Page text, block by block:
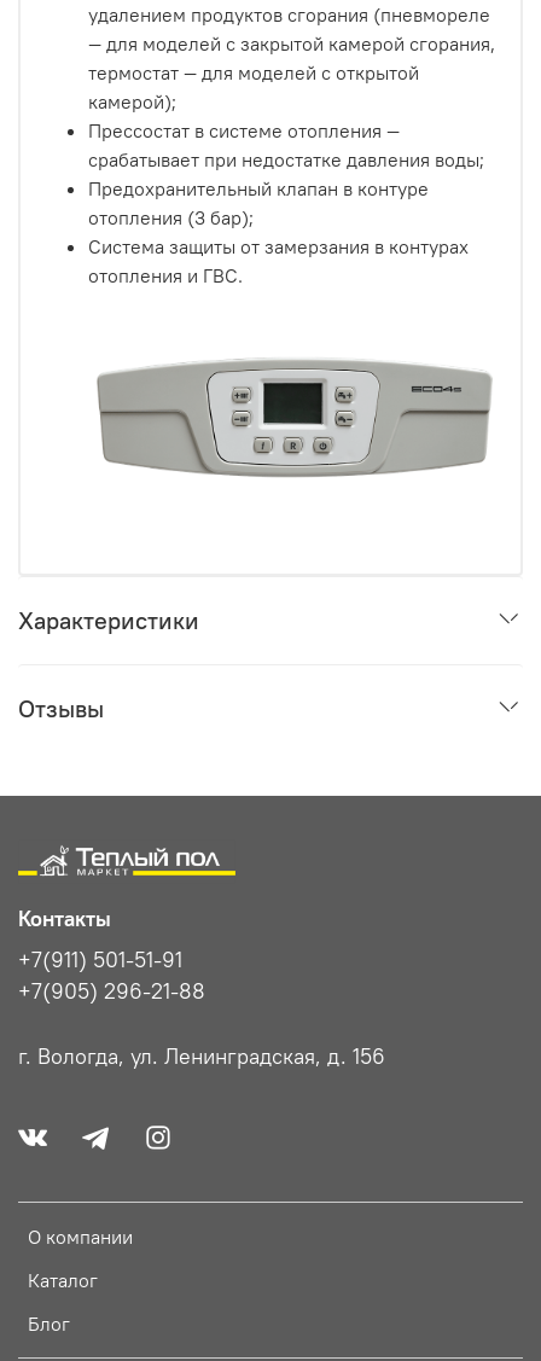
удалением продуктов сгорания (пневмореле
— для моделей с закрытой камерой сгорания,
термостат — для моделей с открытой
камерой);
Прессостат в системе отопления —
срабатывает при недостатке давления воды;
Предохранительный клапан в контуре
отопления (3 бар);
Система защиты от замерзания в контурах
отопления и ГВС.
Характеристики
Отзывы
О компании
Каталог
Блог
Контакты
+7(911) 501-51-91
+7(905) 296-21-88
г. Вологда, ул. Ленинградская, д. 156